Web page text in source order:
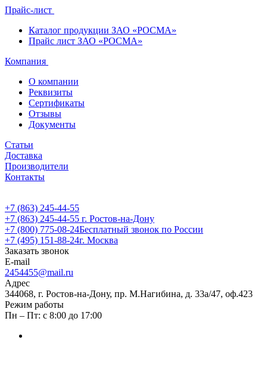
Прайс-лист
Каталог продукции ЗАО «РОСМА»
Прайс лист ЗАО «РОСМА»
Компания
О компании
Реквизиты
Сертификаты
Отзывы
Документы
Статьи
Доставка
Производители
Контакты
+7 (863) 245-44-55
+7 (863) 245-44-55 г. Ростов-на-Дону
+7 (800) 775-08-24Бесплатный звонок по России
+7 (495) 151-88-24г. Москва
Заказать звонок
E-mail
2454455@mail.ru
Адрес
344068, г. Ростов-на-Дону, пр. М.Нагибина, д. 33а/47, оф.423
Режим работы
Пн – Пт: с 8:00 до 17:00